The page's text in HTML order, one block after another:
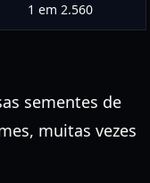
1 em 2.560
sementes de
muitas vezes